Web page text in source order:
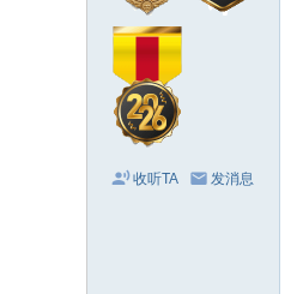
收听TA 发消息